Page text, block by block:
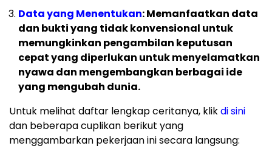
Data yang Menentukan: Memanfaatkan data
dan bukti yang tidak konvensional untuk
memungkinkan pengambilan keputusan
cepat yang diperlukan untuk menyelamatkan
nyawa dan mengembangkan berbagai ide
yang mengubah dunia.
Untuk melihat daftar lengkap ceritanya, klikdi sini
dan beberapa cuplikan berikut yang
menggambarkan pekerjaan ini secara langsung: